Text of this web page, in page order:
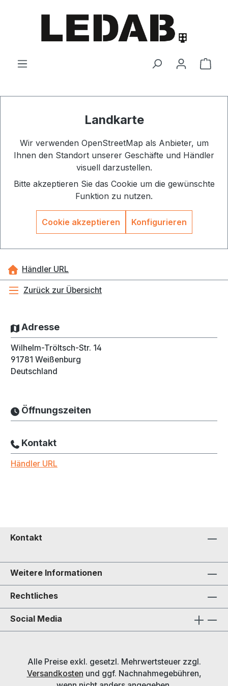
Landkarte
Wir verwenden OpenStreetMap als Anbieter, um
Ihnen den Standort unserer Geschäfte und Händler
visuell darzustellen.
Bitte akzeptieren Sie das Cookie um die gewünschte
Funktion zu nutzen.
Cookie akzeptieren Konfigurieren
Händler URL
Zurück zur Übersicht
Adresse
Wilhelm-Tröltsch-Str. 14
91781 Weißenburg
Deutschland
Öffnungszeiten
Kontakt
Händler URL
Kontakt
Weitere Informationen
Rechtliches
Social Media
Alle Preise exkl. gesetzl. Mehrwertsteuer zzgl.
Versandkosten und ggf. Nachnahmegebühren,